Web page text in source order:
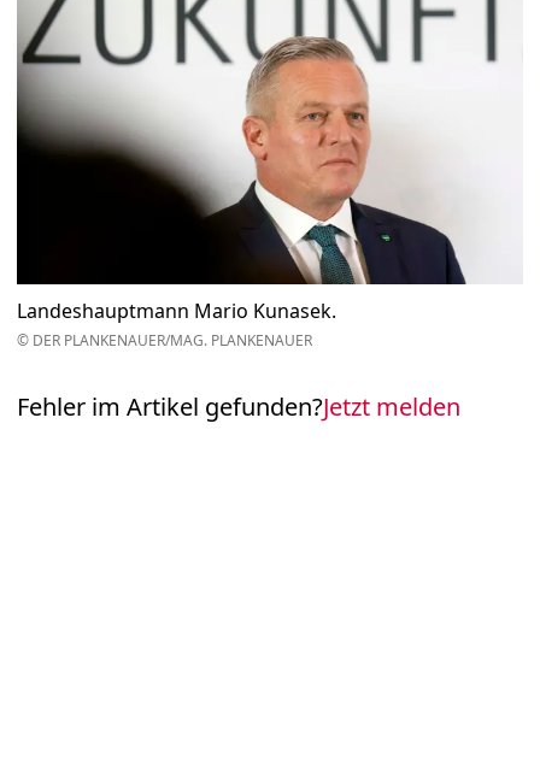
Landeshauptmann Mario Kunasek.
© DER PLANKENAUER/MAG. PLANKENAUER
Fehler im Artikel gefunden?Jetzt melden